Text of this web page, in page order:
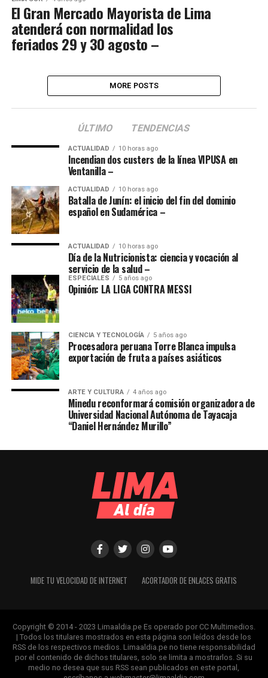
El Gran Mercado Mayorista de Lima
atenderá con normalidad los
feriados 29 y 30 agosto –
MORE POSTS
ÚLTIMO TENDENCIAS
ACTUALIDAD 10 horas ago
Incendian dos custers de la línea VIPUSA en
Ventanilla –
ACTUALIDAD 10 horas ago
Batalla de Junín: el inicio del fin del dominio
español en Sudamérica –
ACTUALIDAD 10 horas ago
Día de la Nutricionista: ciencia y vocación al
servicio de la salud –
ESPECIALES 5 años ago
Opinión: LA LIGA CONTRA MESSI
CIENCIA Y TECNOLOGÍA 5 años ago
Procesadora peruana Torre Blanca impulsa
exportación de fruta a países asiáticos
ARTE Y CULTURA 4 años ago
Minedu reconformará comisión organizadora de
Universidad Nacional Autónoma de Tayacaja
“Daniel Hernández Murillo”
MIDE TU VELOCIDAD DE INTERNET ACORTADOR DE ENLACES GRATIS
Copyright © 2014 - 2023 Limaaldia.pe Es operado por CC Multimedios.
| Todos los titulares mostrados en esta página son leídos desde los
RSS de los respectivos medios. Limaaldia.pe no tiene responsabilidad
por el contenido de dichos titulares, solo se limita a mostrarlos. Si su
medio no desea que sus RSS sean publicados en este portal,